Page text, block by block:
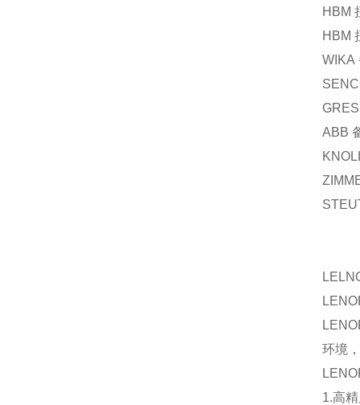
HBM
HBM
WIKA
ABB
环境
1.高